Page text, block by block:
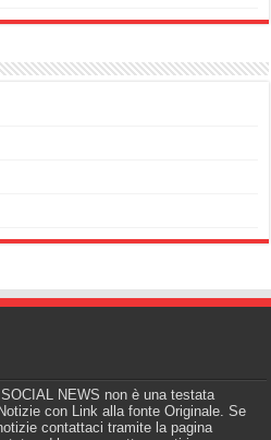
NEWS non è una testata
con Link alla fonte Originale. Se
contattaci tramite la pagina